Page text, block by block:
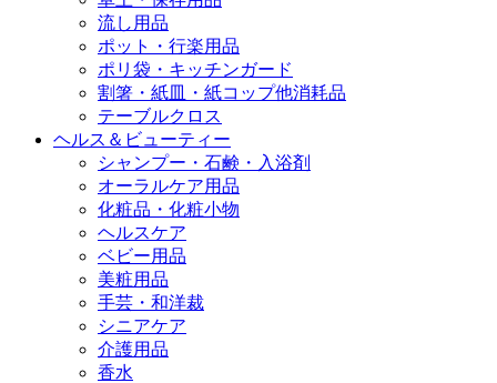
流し用品
ポット・行楽用品
ポリ袋・キッチンガード
割箸・紙皿・紙コップ他消耗品
テーブルクロス
ヘルス＆ビューティー
シャンプー・石鹸・入浴剤
オーラルケア用品
化粧品・化粧小物
ヘルスケア
ベビー用品
美粧用品
手芸・和洋裁
シニアケア
介護用品
香水